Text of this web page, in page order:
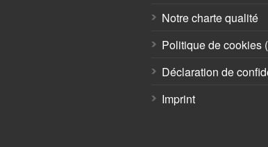
Notre charte qualité
Politique de cookies
Déclaration de
Imprint